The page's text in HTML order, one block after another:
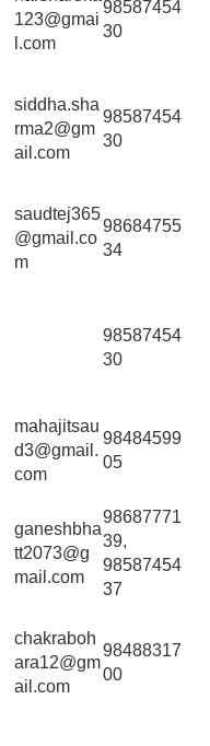
123@gmai
l.com
98587454
30
siddha.sha
rma2@gm
ail.com
98587454
30
saudtej365
@gmail.co
m
98684755
34
98587454
30
mahajitsau
d3@gmail.
com
98484599
05
ganeshbha
tt2073@g
mail.com
98687771
39,
98587454
37
chakraboh
ara12@gm
ail.com
98488317
00